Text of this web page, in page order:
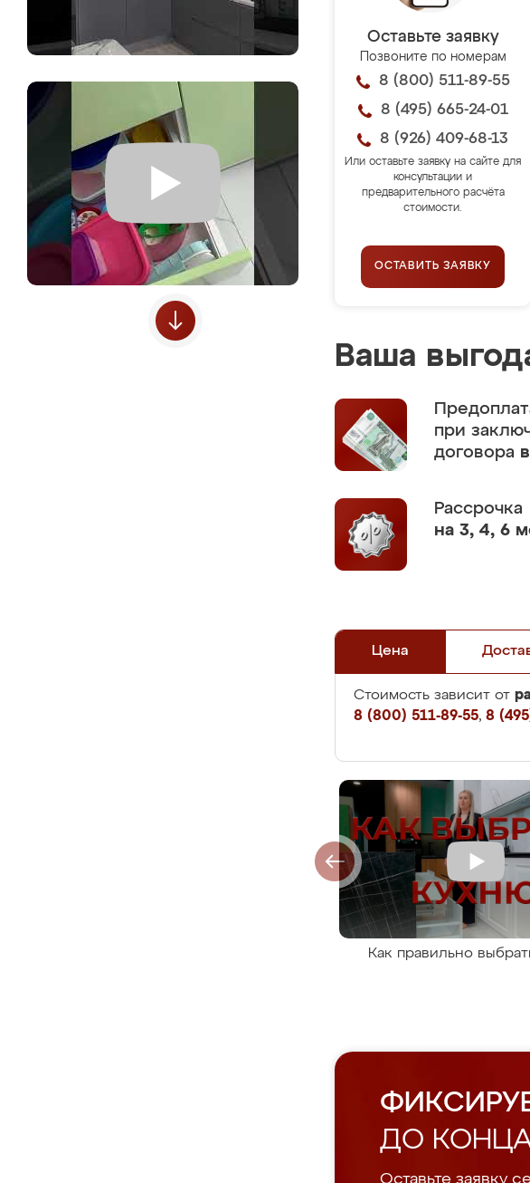
Оставьте заявку
Позвоните по номерам
8 (800) 511-89-55
8 (495) 665-24-01
8 (926) 409-68-13
Или оставьте заявку на сайте для
консультации и
предварительного расчёта
стоимости.
ОСТАВИТЬ ЗАЯВКУ
Ваша
при
договора
Рассрочка
на 3, 4, 6
Цена
Стоимость зависит от
8 (800) 511-89-55, 8
Как правильно
ДО КОНЦА
Оставьте заявку